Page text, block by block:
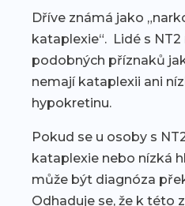
Dříve známá jako
kataplexie“. Lidé s
podobných příznaků
nemají kataplexii ani
hypokretinu.
Pokud se u osoby s
kataplexie nebo nízká
může být diagnóza
Odhaduje se, že k této